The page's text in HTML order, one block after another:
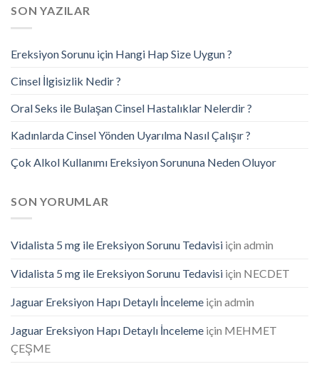
SON YAZILAR
Ereksiyon Sorunu için Hangi Hap Size Uygun ?
Cinsel İlgisizlik Nedir ?
Oral Seks ile Bulaşan Cinsel Hastalıklar Nelerdir ?
Kadınlarda Cinsel Yönden Uyarılma Nasıl Çalışır ?
Çok Alkol Kullanımı Ereksiyon Sorununa Neden Oluyor
SON YORUMLAR
Vidalista 5 mg ile Ereksiyon Sorunu Tedavisi için admin
Vidalista 5 mg ile Ereksiyon Sorunu Tedavisi için NECDET
Jaguar Ereksiyon Hapı Detaylı İnceleme için admin
Jaguar Ereksiyon Hapı Detaylı İnceleme için MEHMET
ÇEŞME